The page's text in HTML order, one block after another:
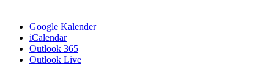
Google Kalender
iCalendar
Outlook 365
Outlook Live